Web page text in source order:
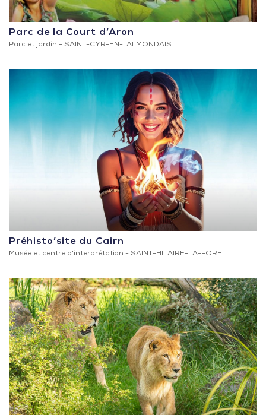
Parc de la Court d’Aron
Parc et jardin - SAINT-CYR-EN-TALMONDAIS
Préhisto’site du Cairn
Musée et centre d'interprétation - SAINT-HILAIRE-LA-FORET